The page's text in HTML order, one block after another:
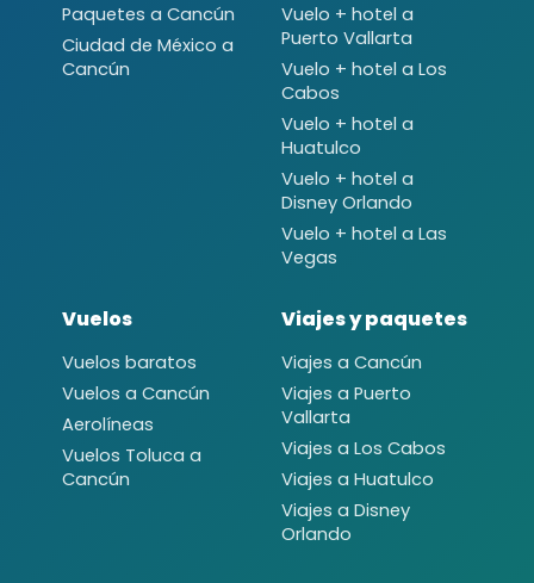
Paquetes a Cancún
Ciudad de México a
Cancún
Vuelo + hotel a
Puerto Vallarta
Vuelo + hotel a Los
Cabos
Vuelo + hotel a
Huatulco
Vuelo + hotel a
Disney Orlando
Vuelo + hotel a Las
Vegas
Vuelos
Vuelos baratos
Vuelos a Cancún
Aerolíneas
Vuelos Toluca a
Cancún
Viajes y paquetes
Viajes a Cancún
Viajes a Puerto
Vallarta
Viajes a Los Cabos
Viajes a Huatulco
Viajes a Disney
Orlando